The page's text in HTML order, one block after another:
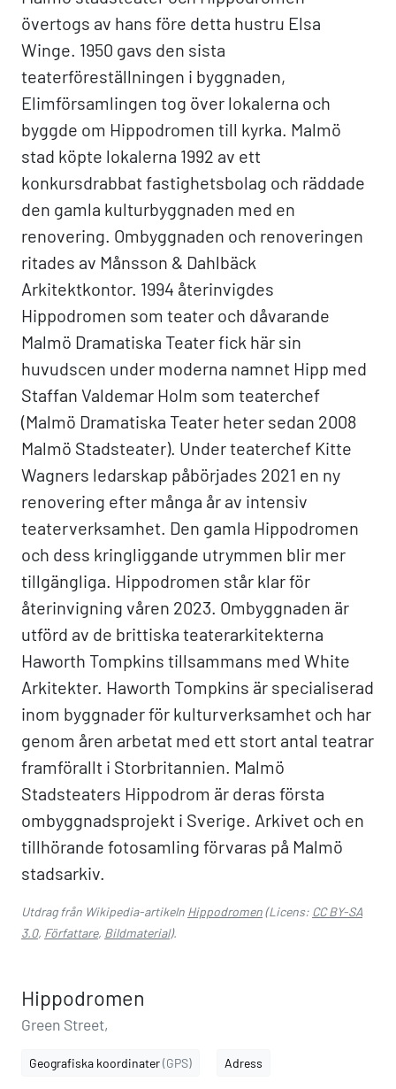
övertogs av hans före detta hustru Elsa
Winge. 1950 gavs den sista
teaterföreställningen i byggnaden,
Elimförsamlingen tog över lokalerna och
byggde om Hippodromen till kyrka. Malmö
stad köpte lokalerna 1992 av ett
konkursdrabbat fastighetsbolag och räddade
den gamla kulturbyggnaden med en
renovering. Ombyggnaden och renoveringen
ritades av Månsson & Dahlbäck
Arkitektkontor. 1994 återinvigdes
Hippodromen som teater och dåvarande
Malmö Dramatiska Teater fick här sin
huvudscen under moderna namnet Hipp med
Staffan Valdemar Holm som teaterchef
(Malmö Dramatiska Teater heter sedan 2008
Malmö Stadsteater). Under teaterchef Kitte
Wagners ledarskap påbörjades 2021 en ny
renovering efter många år av intensiv
teaterverksamhet. Den gamla Hippodromen
och dess kringliggande utrymmen blir mer
tillgängliga. Hippodromen står klar för
återinvigning våren 2023. Ombyggnaden är
utförd av de brittiska teaterarkitekterna
Haworth Tompkins tillsammans med White
Arkitekter. Haworth Tompkins är specialiserad
inom byggnader för kulturverksamhet och har
genom åren arbetat med ett stort antal teatrar
framförallt i Storbritannien. Malmö
Stadsteaters Hippodrom är deras första
ombyggnadsprojekt i Sverige. Arkivet och en
tillhörande fotosamling förvaras på Malmö
stadsarkiv.
Utdrag från Wikipedia-artikeln Hippodromen(Licens: CC BY-SA
3.0, Författare, Bildmaterial).
Hippodromen
Green Street,
Geografiska koordinater(GPS) Adress